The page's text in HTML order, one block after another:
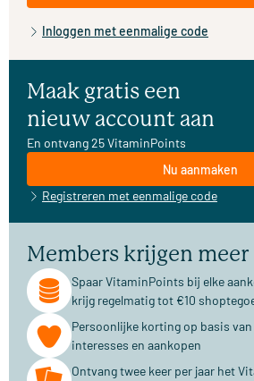
Inloggen met eenmalige code
Maak gratis een
nieuw account aan
En ontvang 25 VitaminPoints
Nu aanmaken
Registreren met eenmalige code
Members krijgen meer
Spaar VitaminPoints bij elke
krijg regelmatig tot €10
Persoonlijke korting op basis
interesses en aankopen
Ontvang twee keer per jaar het